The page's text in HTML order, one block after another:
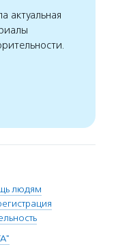
актуальная
людям